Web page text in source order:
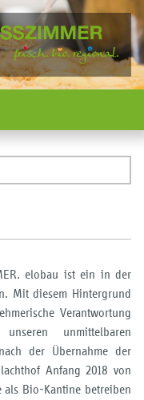
elobau ist ein in der
Mit diesem Hintergrund
Verantwortung
unmittelbaren
der Übernahme der
Anfang 2018 von
Bio-Kantine betreiben